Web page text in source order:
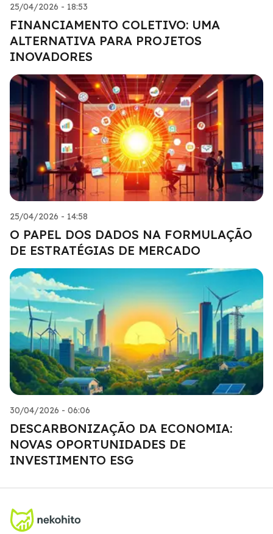
25/04/2026 - 18:53
FINANCIAMENTO COLETIVO: UMA
ALTERNATIVA PARA PROJETOS
INOVADORES
25/04/2026 - 14:58
O PAPEL DOS DADOS NA FORMULAÇÃO
DE ESTRATÉGIAS DE MERCADO
30/04/2026 - 06:06
DESCARBONIZAÇÃO DA ECONOMIA:
NOVAS OPORTUNIDADES DE
INVESTIMENTO ESG